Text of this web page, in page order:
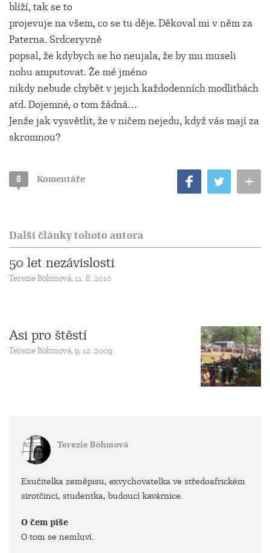
blíží, tak se to
projevuje na všem, co se tu děje. Děkoval mi v něm za
Paterna. Srdceryvně
popsal, že kdybych se ho neujala, že by mu museli
nohu amputovat. Že mé jméno
nikdy nebude chybět v jejich každodenních modlitbách
atd. Dojemné, o tom žádná…
Jenže jak vysvětlit, že v ničem nejedu, když vás mají za
skromnou?
8 Komentáře +
Další články tohoto autora
50 let nezávislosti
Terezie Böhmová, 11. 8. 2010
Asi pro štěstí
Terezie Böhmová, 9. 12. 2009
Terezie Böhmová
Exučitelka zeměpisu, exvychovatelka ve středoafrickém
sirotčinci, studentka, budoucí kavárnice.
O čem píše
O tom se nemluví.